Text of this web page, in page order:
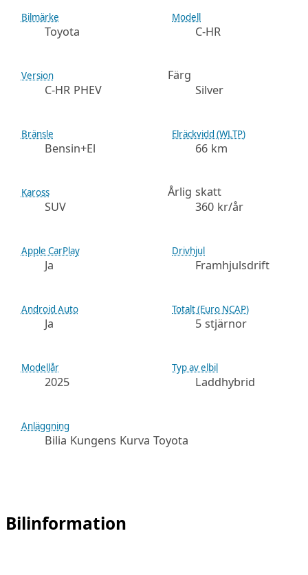
Bilmärke
Toyota
Modell
C-HR
Version
C-HR PHEV
Färg
Silver
Bränsle
Bensin+El
Elräckvidd (WLTP)
66 km
Kaross
SUV
Årlig skatt
360 kr/år
Apple CarPlay
Ja
Drivhjul
Framhjulsdrift
Android Auto
Ja
Totalt (Euro NCAP)
5 stjärnor
Modellår
2025
Typ av elbil
Laddhybrid
Anläggning
Bilia Kungens Kurva Toyota
Bilinformation